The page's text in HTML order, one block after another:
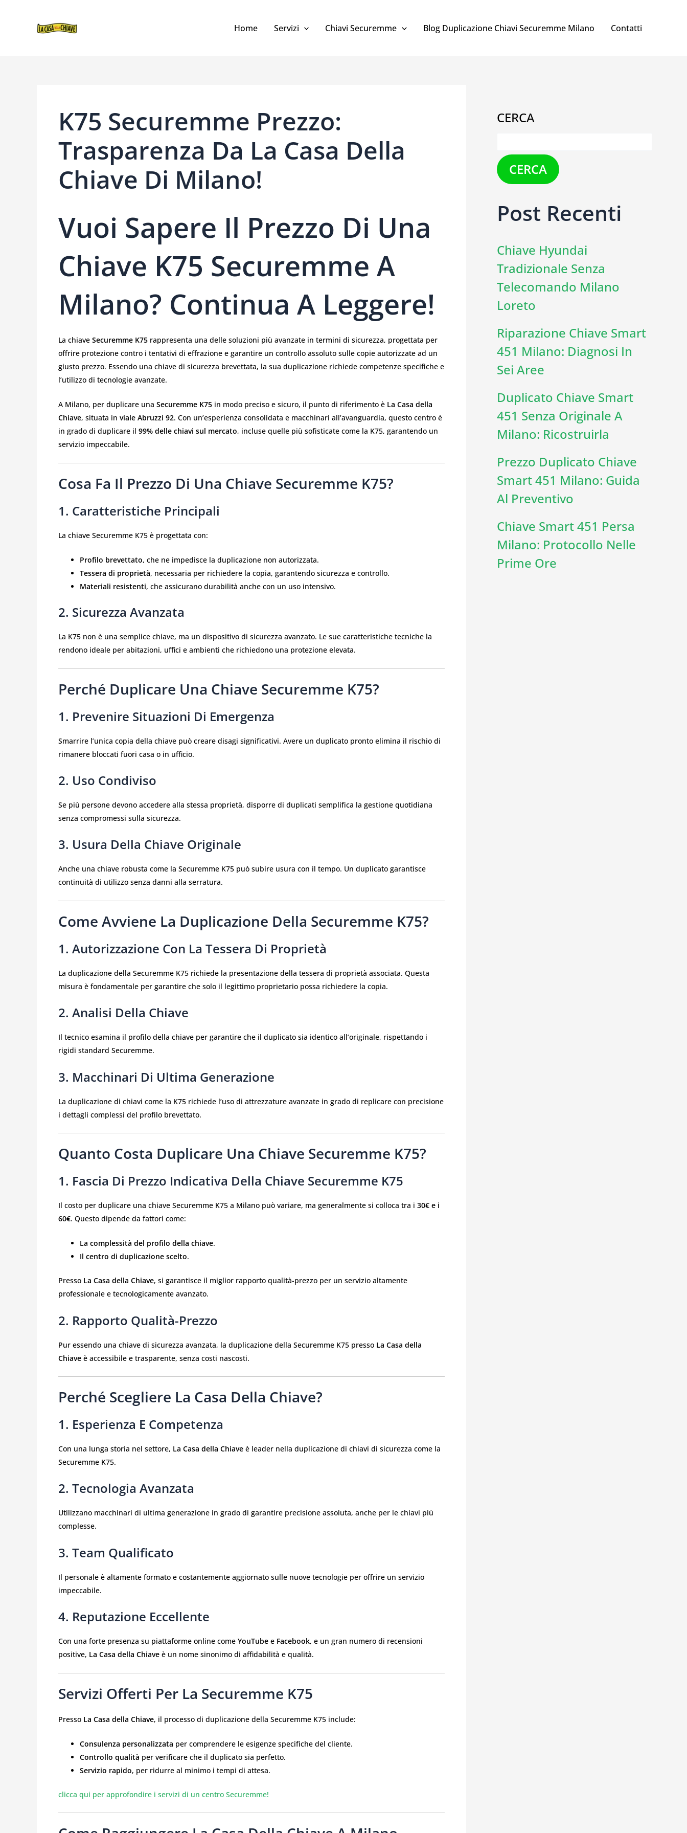
CONTENUTO
Home Servizi Chiavi Securemme Blog Duplicazione Chiavi Securemme Milano Contatti
K75 Securemme Prezzo:
Trasparenza Da La Casa Della
Chiave Di Milano!
Vuoi Sapere Il Prezzo Di Una
Chiave K75 Securemme A
Milano? Continua A Leggere!
La chiave Securemme K75 rappresenta una delle soluzioni più avanzate in termini di sicurezza, progettata per
offrire protezione contro i tentativi di effrazione e garantire un controllo assoluto sulle copie autorizzate ad un
giusto prezzo. Essendo una chiave di sicurezza brevettata, la sua duplicazione richiede competenze specifiche e
l’utilizzo di tecnologie avanzate.
A Milano, per duplicare una Securemme K75 in modo preciso e sicuro, il punto di riferimento è La Casa della
Chiave, situata in viale Abruzzi 92. Con un’esperienza consolidata e macchinari all’avanguardia, questo centro è
in grado di duplicare il 99% delle chiavi sul mercato, incluse quelle più sofisticate come la K75, garantendo un
servizio impeccabile.
Cosa Fa Il Prezzo Di Una Chiave Securemme K75?
1. Caratteristiche Principali
La chiave Securemme K75 è progettata con:
Profilo brevettato, che ne impedisce la duplicazione non autorizzata.
Tessera di proprietà, necessaria per richiedere la copia, garantendo sicurezza e controllo.
Materiali resistenti, che assicurano durabilità anche con un uso intensivo.
2. Sicurezza Avanzata
La K75 non è una semplice chiave, ma un dispositivo di sicurezza avanzato. Le sue caratteristiche tecniche la
rendono ideale per abitazioni, uffici e ambienti che richiedono una protezione elevata.
Perché Duplicare Una Chiave Securemme K75?
1. Prevenire Situazioni Di Emergenza
Smarrire l’unica copia della chiave può creare disagi significativi. Avere un duplicato pronto elimina il rischio di
rimanere bloccati fuori casa o in ufficio.
2. Uso Condiviso
Se più persone devono accedere alla stessa proprietà, disporre di duplicati semplifica la gestione quotidiana
senza compromessi sulla sicurezza.
3. Usura Della Chiave Originale
Anche una chiave robusta come la Securemme K75 può subire usura con il tempo. Un duplicato garantisce
continuità di utilizzo senza danni alla serratura.
Come Avviene La Duplicazione Della Securemme K75?
1. Autorizzazione Con La Tessera Di Proprietà
La duplicazione della Securemme K75 richiede la presentazione della tessera di proprietà associata. Questa
misura è fondamentale per garantire che solo il legittimo proprietario possa richiedere la copia.
2. Analisi Della Chiave
Il tecnico esamina il profilo della chiave per garantire che il duplicato sia identico all’originale, rispettando i
rigidi standard Securemme.
3. Macchinari Di Ultima Generazione
La duplicazione di chiavi come la K75 richiede l’uso di attrezzature avanzate in grado di replicare con precisione
i dettagli complessi del profilo brevettato.
Quanto Costa Duplicare Una Chiave Securemme K75?
1. Fascia Di Prezzo Indicativa Della Chiave Securemme K75
Il costo per duplicare una chiave Securemme K75 a Milano può variare, ma generalmente si colloca tra i 30€ e i
60€. Questo dipende da fattori come:
La complessità del profilo della chiave.
Il centro di duplicazione scelto.
Presso La Casa della Chiave, si garantisce il miglior rapporto qualità-prezzo per un servizio altamente
professionale e tecnologicamente avanzato.
2. Rapporto Qualità-Prezzo
Pur essendo una chiave di sicurezza avanzata, la duplicazione della Securemme K75 presso La Casa della
Chiave è accessibile e trasparente, senza costi nascosti.
Perché Scegliere La Casa Della Chiave?
1. Esperienza E Competenza
Con una lunga storia nel settore, La Casa della Chiave è leader nella duplicazione di chiavi di sicurezza come la
Securemme K75.
2. Tecnologia Avanzata
Utilizzano macchinari di ultima generazione in grado di garantire precisione assoluta, anche per le chiavi più
complesse.
3. Team Qualificato
Il personale è altamente formato e costantemente aggiornato sulle nuove tecnologie per offrire un servizio
impeccabile.
4. Reputazione Eccellente
Con una forte presenza su piattaforme online come YouTube e Facebook, e un gran numero di recensioni
positive, La Casa della Chiave è un nome sinonimo di affidabilità e qualità.
Servizi Offerti Per La Securemme K75
Presso La Casa della Chiave, il processo di duplicazione della Securemme K75 include:
Consulenza personalizzata per comprendere le esigenze specifiche del cliente.
Controllo qualità per verificare che il duplicato sia perfetto.
Servizio rapido, per ridurre al minimo i tempi di attesa.
clicca qui per approfondire i servizi di un centro Securemme!
CERCA
CERCA
Post Recenti
Chiave Hyundai
Tradizionale Senza
Telecomando Milano
Loreto
Riparazione Chiave Smart
451 Milano: Diagnosi In
Sei Aree
Duplicato Chiave Smart
451 Senza Originale A
Milano: Ricostruirla
Prezzo Duplicato Chiave
Smart 451 Milano: Guida
Al Preventivo
Chiave Smart 451 Persa
Milano: Protocollo Nelle
Prime Ore